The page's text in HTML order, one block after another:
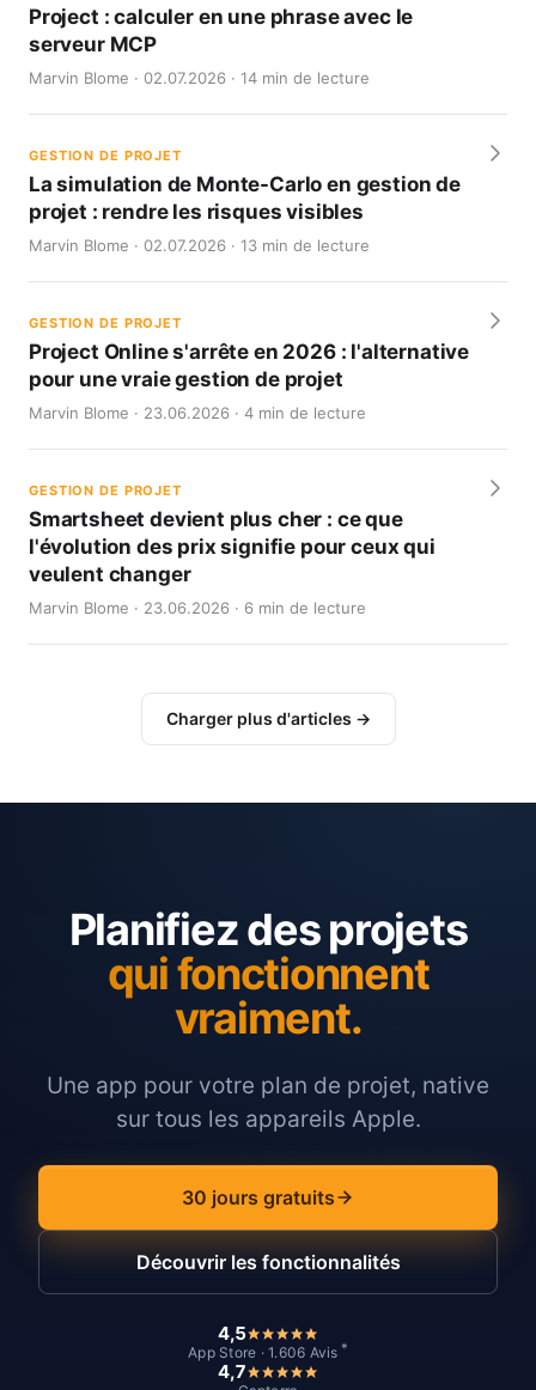
Project : calculer en une phrase avec le
serveur MCP
Marvin Blome · 02.07.2026 · 14 min de lecture
GESTION DE PROJET
La simulation de Monte-Carlo en gestion de
projet : rendre les risques visibles
Marvin Blome · 02.07.2026 · 13 min de lecture
GESTION DE PROJET
Project Online s'arrête en 2026 : l'alternative
pour une vraie gestion de projet
Marvin Blome · 23.06.2026 · 4 min de lecture
GESTION DE PROJET
Smartsheet devient plus cher : ce que
l'évolution des prix signifie pour ceux qui
veulent changer
Marvin Blome · 23.06.2026 · 6 min de lecture
Charger plus d'articles →
Planifiez des projets
qui fonctionnent
vraiment.
Une app pour votre plan de projet, native
sur tous les appareils Apple.
30 jours gratuits
Découvrir les fonctionnalités
4,5
App Store · 1.606 Avis *
4,7